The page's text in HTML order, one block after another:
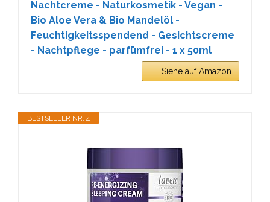
Nachtcreme - Naturkosmetik - Vegan -
Bio Aloe Vera & Bio Mandelöl -
Feuchtigkeitsspendend - Gesichtscreme
- Nachtpflege - parfümfrei - 1 x 50ml
Siehe auf Amazon
BESTSELLER NR. 4